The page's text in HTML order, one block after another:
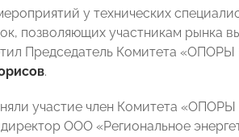
у технических
позволяющих участникам рынка
Председатель Комитета
.
участие член Комитета
ООО «Региональное